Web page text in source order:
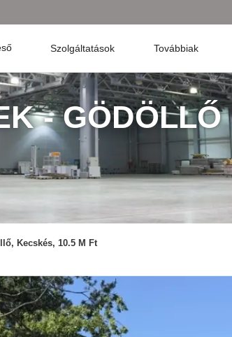
Szolgáltatások Továbbiak
- GÖDÖLLŐ
Kecskés, 10.5 M Ft